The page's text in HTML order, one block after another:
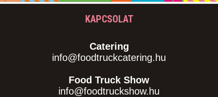
KAPCSOLAT
Catering
info@foodtruckcatering.hu
Food Truck Show
info@foodtruckshow.hu